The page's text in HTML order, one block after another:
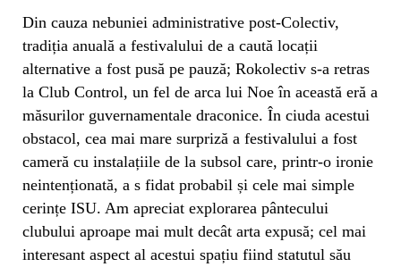
Din cauza nebuniei administrative post-Colectiv,
tradiția anuală a festivalului de a caută locații
alternative a fost pusă pe pauză; Rokolectiv s-a retras
la Club Control, un fel de arca lui Noe în această eră a
măsurilor guvernamentale draconice. În ciuda acestui
obstacol, cea mai mare surpriză a festivalului a fost
cameră cu instalațiile de la subsol care, printr-o ironie
neintenționată, a s fidat probabil și cele mai simple
cerințe ISU. Am apreciat explorarea pântecului
clubului aproape mai mult decât arta expusă; cel mai
interesant aspect al acestui spațiu fiind statutul său